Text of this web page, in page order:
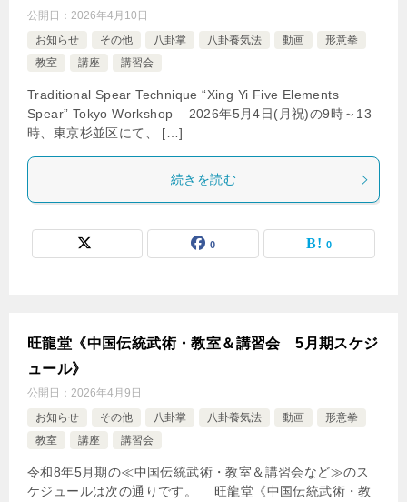
公開日： 2026年4月10日
お知らせ
その他 八卦掌 八卦養気法 動画
形意拳
教室
講座 講習会
Traditional Spear Technique “Xing Yi Five Elements
Spear” Tokyo Workshop – 2026年5月4日(月祝)の9時～13
時、東京杉並区にて、 […]
続きを読む
0 0
旺龍堂《中国伝統武術・教室＆講習会 5月期スケジ
ュール》
公開日： 2026年4月9日
お知らせ
その他 八卦掌 八卦養気法 動画
形意拳
教室
講座 講習会
令和8年5月期の≪中国伝統武術・教室＆講習会など≫のス
ケジュールは次の通りです。 旺龍堂《中国伝統武術・教